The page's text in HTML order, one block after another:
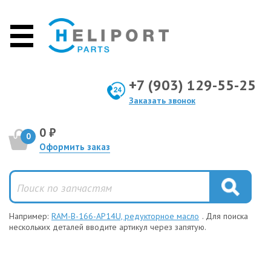
+7 (903) 129-55-25
Заказать звонок
0 0 ₽
Оформить заказ
Например: RAM-B-166-AP14U, редукторное масло . Для поиска
нескольких деталей вводите артикул через запятую.